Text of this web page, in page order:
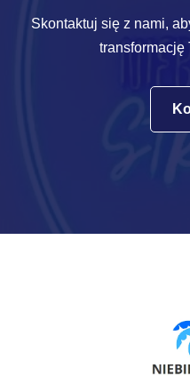
Skontaktuj się z nami,
transformację